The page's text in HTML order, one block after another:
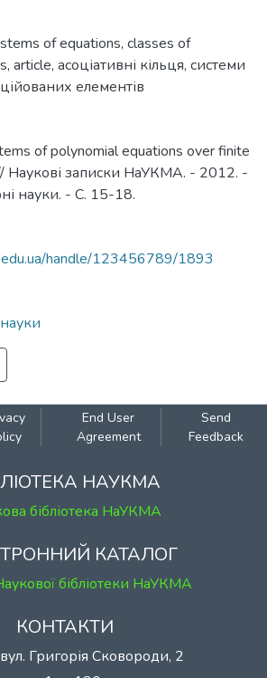
of equations, classes of
, article, асоціативні кільця, системи
елементів
of polynomial equations over finite
Наукові записки НаУКМА. - 2012. -
науки. - С. 15-18.
handle/123456789/1893
End User
Agreement
Send
Feedback
НАУКМА
бібліотека НаУКМА
КАТАЛОГ
бібліотеки НаУКМА
КОНТАКТИ
Григорія Сковороди, 2